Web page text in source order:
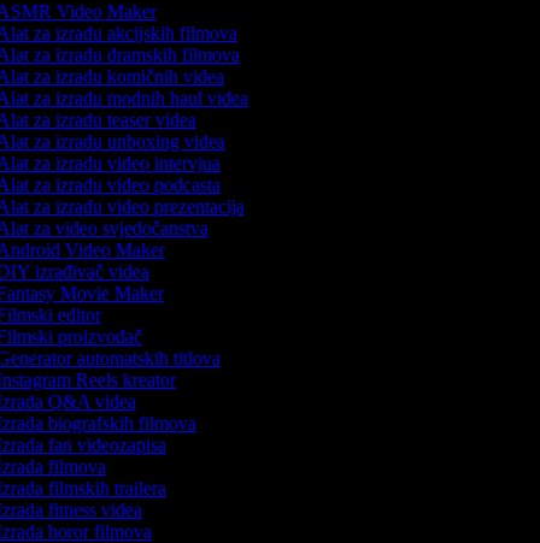
Video Maker
za izradu akcijskih filmova
za izradu dramskih filmova
za izradu komičnih videa
za izradu modnih haul videa
za izradu teaser videa
za izradu unboxing videa
za izradu video intervjua
za izradu video podcasta
za izradu video prezentacija
za video svjedočanstva
Video Maker
izrađivač videa
Movie Maker
editor
proizvođač
automatskih titlova
Reels kreator
Q&A videa
biografskih filmova
fan videozapisa
filmova
filmskih trailera
fitness videa
horor filmova